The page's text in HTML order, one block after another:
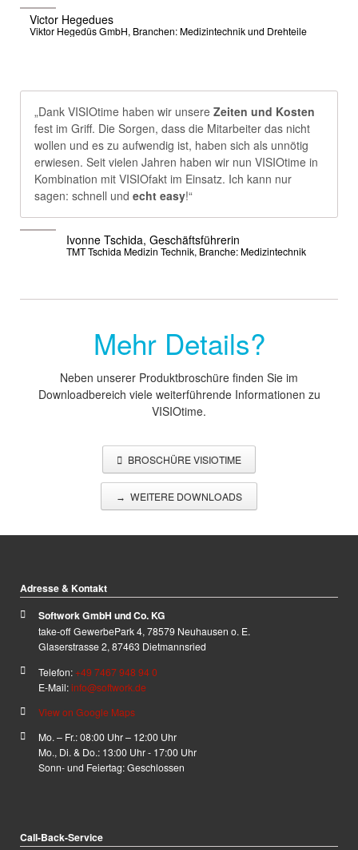
Victor Hegedues
Viktor Hegedüs GmbH, Branchen: Medizintechnik und Drehteile
„Dank VISIOtime haben wir unsereZeiten und Kosten
fest im Griff. Die Sorgen, dass die Mitarbeiter das nicht
wollen und es zu aufwendig ist, haben sich als unnötig
erwiesen. Seit vielen Jahren haben wir nun VISIOtime in
Kombination mit VISIOfakt im Einsatz. Ich kann nur
sagen: schnell undecht easy!“
Ivonne Tschida, Geschäftsführerin
TMT Tschida Medizin Technik, Branche: Medizintechnik
Mehr Details?
Neben unserer Produktbroschüre finden Sie im
Downloadbereich viele weiterführende Informationen zu
VISIOtime.
BROSCHÜRE VISIOTIME
WEITERE DOWNLOADS
Adresse & Kontakt
Softwork GmbH und Co. KG
take-off GewerbePark 4, 78579 Neuhausen o. E.
Glaserstrasse 2, 87463 Dietmannsried
Telefon: +49 7467 948 94 0
E-Mail:info@softwork.de
View on Google Maps
Mo. – Fr.: 08:00 Uhr – 12:00 Uhr
Mo., Di. & Do.: 13:00 Uhr - 17:00 Uhr
Sonn- und Feiertag: Geschlossen
Call-Back-Service